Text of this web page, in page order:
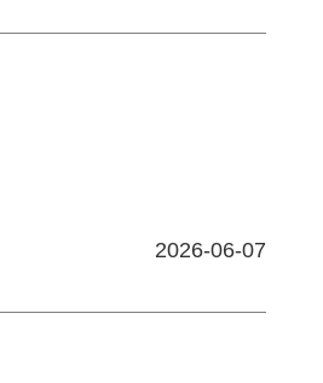
2026-06-07